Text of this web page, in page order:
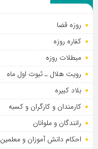
روزه قضا
کفاره روزه
مبطلات روزه
رویت هلال ـ ثبوت اول ماه
بلاد کبیره
کارمندان و کارگران و کسبه
رانندگان و ملوانان
احکام دانش آموزان و معلمین